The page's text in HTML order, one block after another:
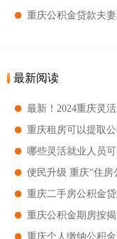
最新阅读